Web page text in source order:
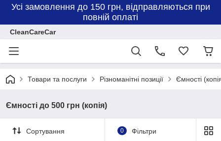
Усі замовлення до 150 грн, відправляються при
повній оплаті
CleanCareCar
Товари та послуги Різноманітні позиції Ємності
Ємності до 500 грн (копія)
Сортування 0 Фільтри